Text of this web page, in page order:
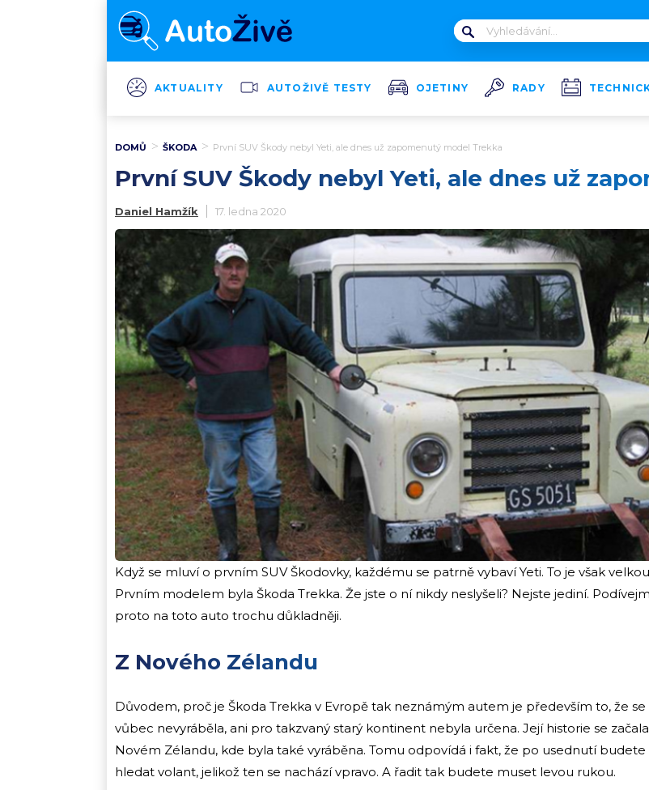
AKTUALITY AUTOŽIVĚ TESTY OJETINY RADY
DOMŮ ŠKODA První SUV Škody nebyl Yeti, ale dnes už zapomenutý model Trekka
První SUV Škody nebyl Yeti, ale dnes už
Daniel Hamžík 17. ledna 2020
Když se mluví o prvním SUV Škodovky, každému se patrně vybaví Yeti. To je však
Prvním modelem byla Škoda Trekka. Že jste o ní nikdy neslyšeli? Nejste jediní.
proto na toto auto trochu důkladněji.
Z Nového Zélandu
Důvodem, proč je Škoda Trekka v Evropě tak neznámým autem je především to, že se
vůbec nevyráběla, ani pro takzvaný starý kontinent nebyla určena. Její historie se
Novém Zélandu, kde byla také vyráběna. Tomu odpovídá i fakt, že po usednutí
hledat volant, jelikož ten se nachází vpravo. A řadit tak budete muset levou rukou.